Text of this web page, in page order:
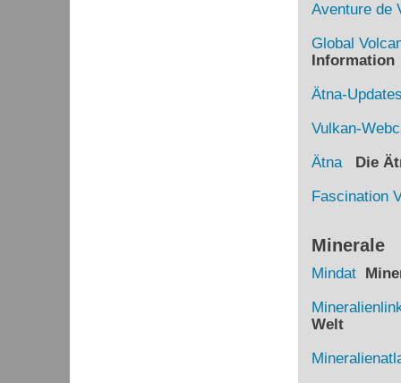
Aventure de
Global
Information
Ätna-
Vulkan-
Ätna
Die
Fascination
Minerale
Mindat
Welt